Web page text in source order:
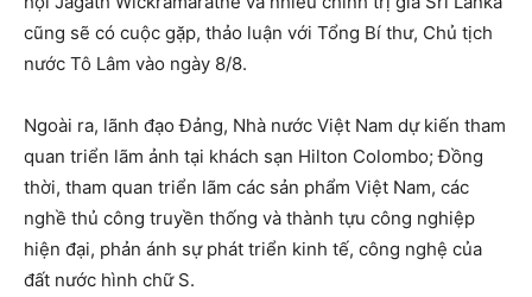
cũng sẽ có cuộc gặp, thảo luận với Tổng Bí thư, Chủ tịch
nước Tô Lâm vào ngày 8/8.
Ngoài ra, lãnh đạo Đảng, Nhà nước Việt Nam dự kiến ​​tham
quan triển lãm ảnh tại khách sạn Hilton Colombo; Đồng
thời, tham quan triển lãm các sản phẩm Việt Nam, các
nghề thủ công truyền thống và thành tựu công nghiệp
hiện đại, phản ánh sự phát triển kinh tế, công nghệ của
đất nước hình chữ S.